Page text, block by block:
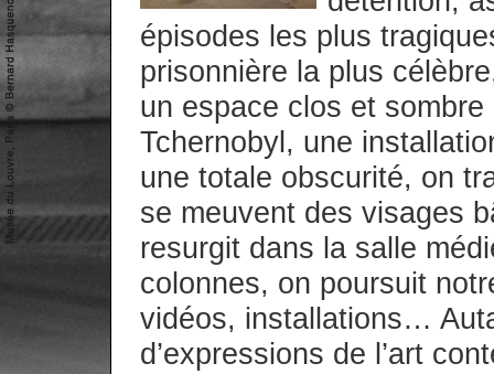
épisodes les plus
prisonnière la plus
un espace clos et
Tchernobyl, une
une totale obscurité, on
se meuvent des visages
resurgit dans la salle
colonnes, on poursuit
vidéos, installations…
d’expressions de l’art